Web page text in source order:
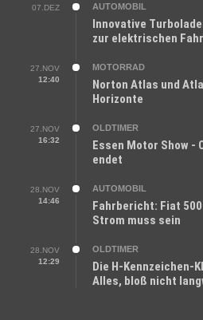
07.DEZ AUTOMOBIL
Innovative
zur elektrischen
27.NOV
12:40
MOTORRAD
Norton Atlas und
Horizonte
27.NOV
16:32
OLDTIMER
Essen Motor Show
endet
28.NOV
14:46
AUTOMOBIL
Fahrbericht: Fiat
Strom muss sein
28.NOV
12:29
OLDTIMER
Die H-Kennzeichen-
Alles, bloß nicht